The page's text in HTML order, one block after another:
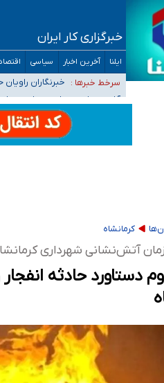
خبرگزاری کار ایران
ایلنا آخرین اخبار سیاسی
سرخط خبرها :
موضع وزارت بهداشت درباره ظرفیت پزشکی کنکور ۱۴۰۵: خواستار اصلاح ظرفیت‌ها
تعویق آزمون ورودی دکترای
خبرنگاران
آخرین وضعیت
کرمانشاه
آتش‌نشانی شهرداری
دستاورد حادثه